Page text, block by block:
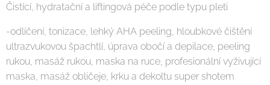
Čistící, hydratační a liftingová péče podle typu pleti
-odlíčení, tonizace, lehký AHA peeling, hloubkové čištění
ultrazvukovou špachtlí, úprava obočí a depilace, peeling
rukou, masáž rukou, maska na ruce, profesionální vyživující
maska, masáž obličeje, krku a dekoltu super shotem